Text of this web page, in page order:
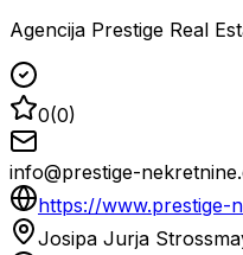
Agencija Prestige Real
0(0)
info@prestige-
https://www.prestige-
Josipa Jurja